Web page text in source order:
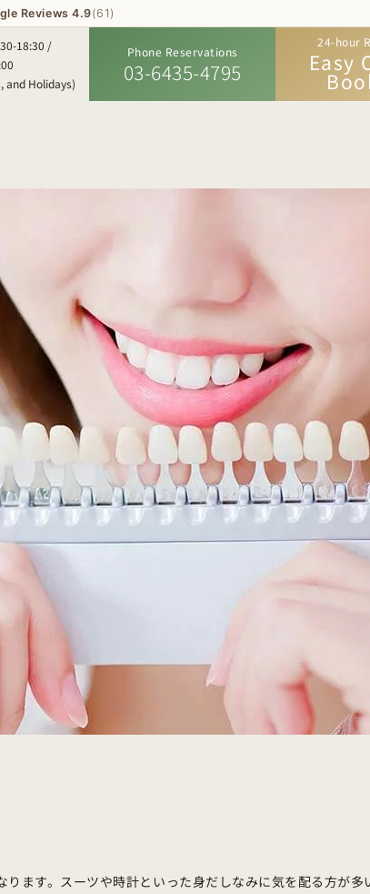
Reviews 4.9(61)
18:30 /
and Holidays)
Phone Reservations
03-6435-4795
24-hour
Easy
ます。スーツや時計といった身だしなみに気を配る方が